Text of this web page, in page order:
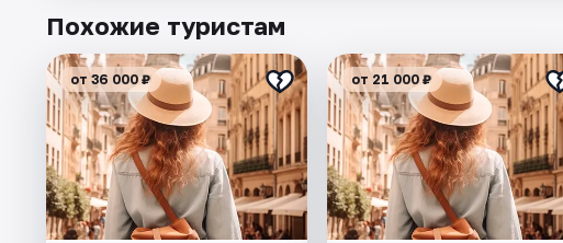
Похожие туристам
от 36 000 ₽ от 21 000 ₽